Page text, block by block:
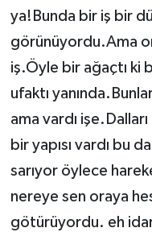
ya!Bunda bir iş bir
görünüyordu.Ama
iş.Öyle bir ağaçtı ki
ufaktı
ama vardı işe.Dalları
bir yapısı vardı bu
sarıyor öylece
nereye sen oraya
götürüyordu. eh